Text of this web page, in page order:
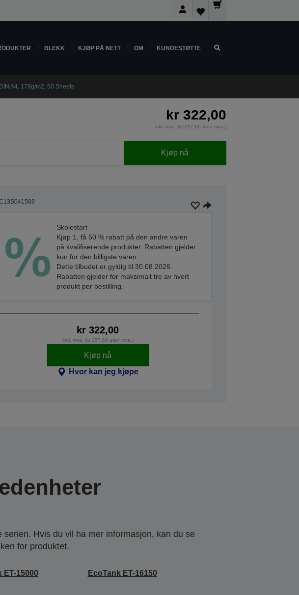
BLEKK KJØP PÅ NETT OM KUNDESTØTTE
A4, 178g/m2, 50 Sheets
kr 322,00
inkl. mva. (kr 257,60 uten mva.)
Kjøp nå
Skolestart
Kjøp 1, få 50 % rabatt på den andre varen
på kvalifiserende produkter. Rabatten gjelder
kun for den billigste varen.
Dette tilbudet er gyldig til 30.08.2026.
Rabatten gjelder for maksimalt tre av hvert
produkt per bestilling.
kr 322,00
inkl. mva. (kr 257,60 uten mva.)
Kjøp nå
Hvor kan jeg kjøpe
Hvis du vil ha mer informasjon, kan du se
for produktet.
ET-15000 EcoTank ET-16150